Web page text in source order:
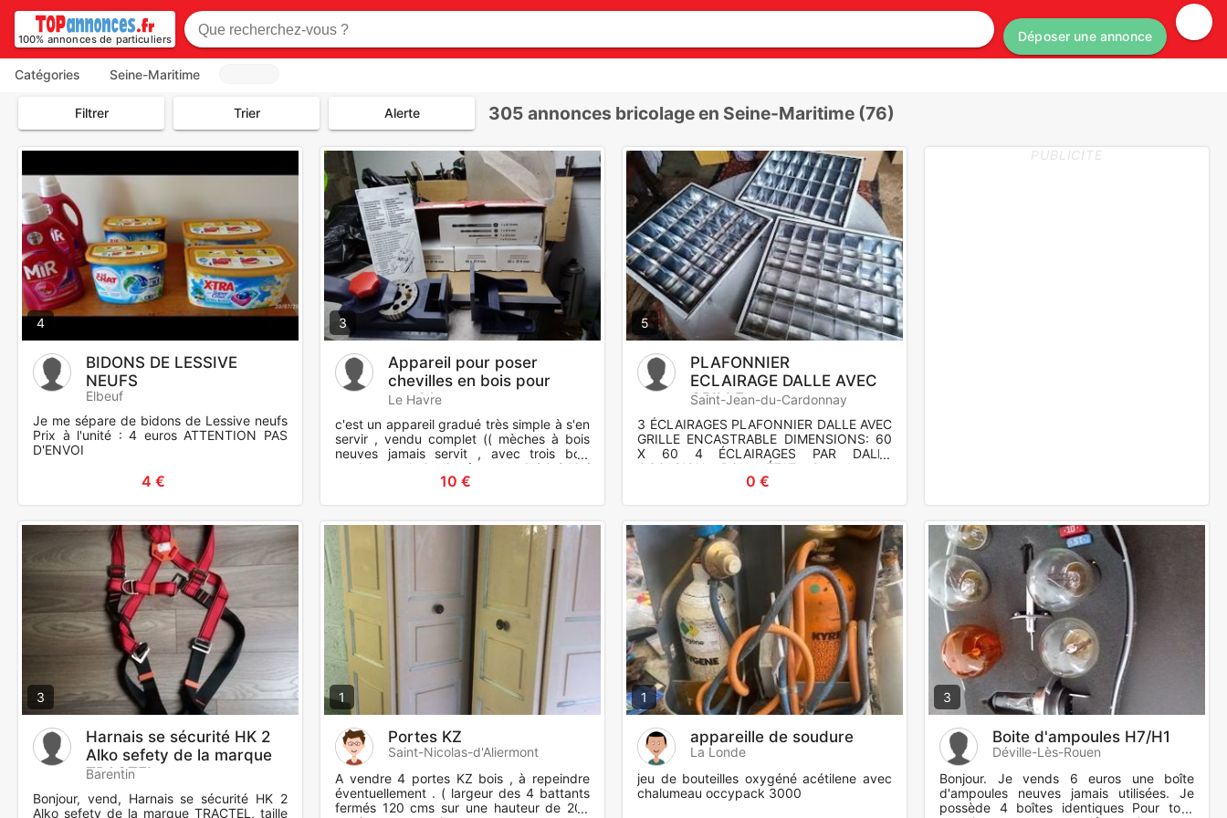
100% annonces de particuliers Déposer une annonce
Catégories Seine-Maritime
Filtrer Trier Alerte 305 annonces bricolage en Seine-Maritime (76)
4
BIDONS DE LESSIVE
NEUFS
Elbeuf
Je me sépare de bidons de Lessive neufs
Prix à l'unité : 4 euros ATTENTION PAS
D'ENVOI
4 €
3
Appareil pour poser
chevilles en bois pour
meubles
Le Havre
c'est un appareil gradué très simple à s'en
servir , vendu complet (( mèches à bois
neuves jamais servit , avec trois bois
tourilons en bois diamètres de 6 / 8 / 10 /
10 €
5
PLAFONNIER
ECLAIRAGE DALLE AVEC
GRILLE
Saint-Jean-du-Cardonnay
3 ÉCLAIRAGES PLAFONNIER DALLE AVEC
GRILLE ENCASTRABLE DIMENSIONS: 60
X 60 4 ÉCLAIRAGES PAR DALLE
OCCASION BON ÉTAT 2 tubes a
remplacer PRIX INDIQUE DANS
0 €
PUBLICITE
3
Harnais se sécurité HK 2
Alko sefety de la marque
TRACTEL
Barentin
Bonjour, vend, Harnais se sécurité HK 2
Alko sefety de la marque TRACTEL, taille
1
Portes KZ
Saint-Nicolas-d'Aliermont
A vendre 4 portes KZ bois , à repeindre
éventuellement . ( largeur des 4 battants
fermés 120 cms sur une hauteur de 202
1
appareille de soudure
La Londe
jeu de bouteilles oxygéné acétilene avec
chalumeau occypack 3000
3
Boite d'ampoules H7/H1
Déville-Lès-Rouen
Bonjour. Je vends 6 euros une boîte
d'ampoules neuves jamais utilisées. Je
possède 4 boîtes identiques Pour tous